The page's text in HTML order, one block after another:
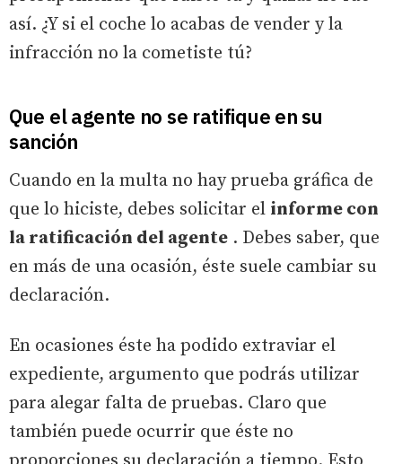
así. ¿Y si el coche lo acabas de vender y la
infracción no la cometiste tú?
Que el agente no se ratifique en su
sanción
Cuando en la multa no hay prueba gráfica de
que lo hiciste, debes solicitar el informe con
la ratificación del agente . Debes saber, que
en más de una ocasión, éste suele cambiar su
declaración.
En ocasiones éste ha podido extraviar el
expediente, argumento que podrás utilizar
para alegar falta de pruebas. Claro que
también puede ocurrir que éste no